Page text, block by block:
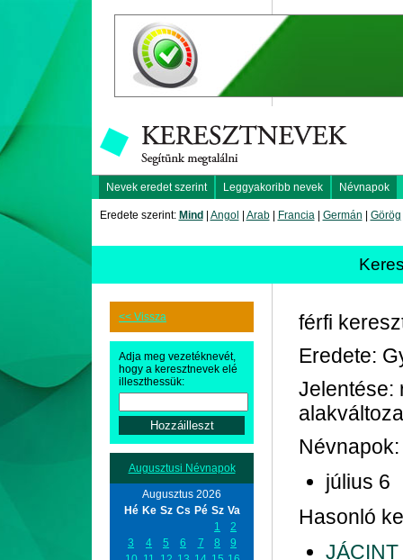
Nevek eredet szerint Leggyakoribb nevek Névnapok
Eredete szerint: Mind Angol Arab| Francia| Germán Görög
<< Vissza
Adja meg vezetéknevét,
hogy a keresztnevek elé
illeszthessük:
Augusztusi Névnapok
Augusztus 2026
Hé Ke Sz Cs Pé Sz Va
1
2
3
4 5 6 7 8
9
férfi
Eredete:
Jelentése:
Névnapok:
július 6
Hasonló
JÁCINT